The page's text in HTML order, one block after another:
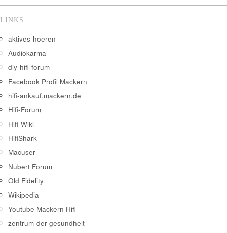
LINKS
aktives-hoeren
Audiokarma
diy-hifi-forum
Facebook Profil Mackern
hifi-ankauf.mackern.de
Hifi-Forum
Hifi-Wiki
HifiShark
Macuser
Nubert Forum
Old Fidelity
Wikipedia
Youtube Mackern Hifi
zentrum-der-gesundheit